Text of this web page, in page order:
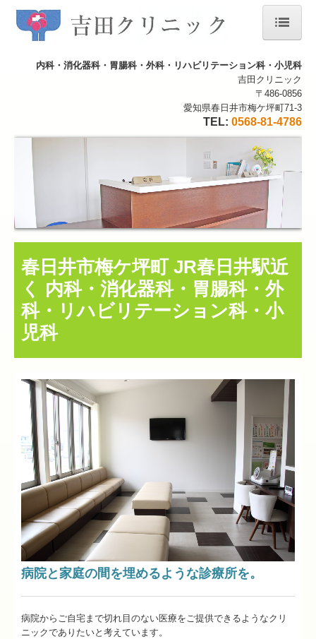
厚生労働大臣が定める掲示事項
内科・消化器科・胃腸科・外科・リハビリテーション科・小児科
吉田クリニック
〒486-0856
愛知県春日井市梅ケ坪町71-3
TEL: 0568-81-4786
春日井市梅ケ坪町 JR春日井駅近
く 内科・消化器科・胃腸科・外
科・リハビリテーション科・小
児科
病院と家庭の間を埋めるような診療所を。
病院からご自宅まで切れ目のない医療をご提供できるようなクリ
ニックでありたいと考えています。